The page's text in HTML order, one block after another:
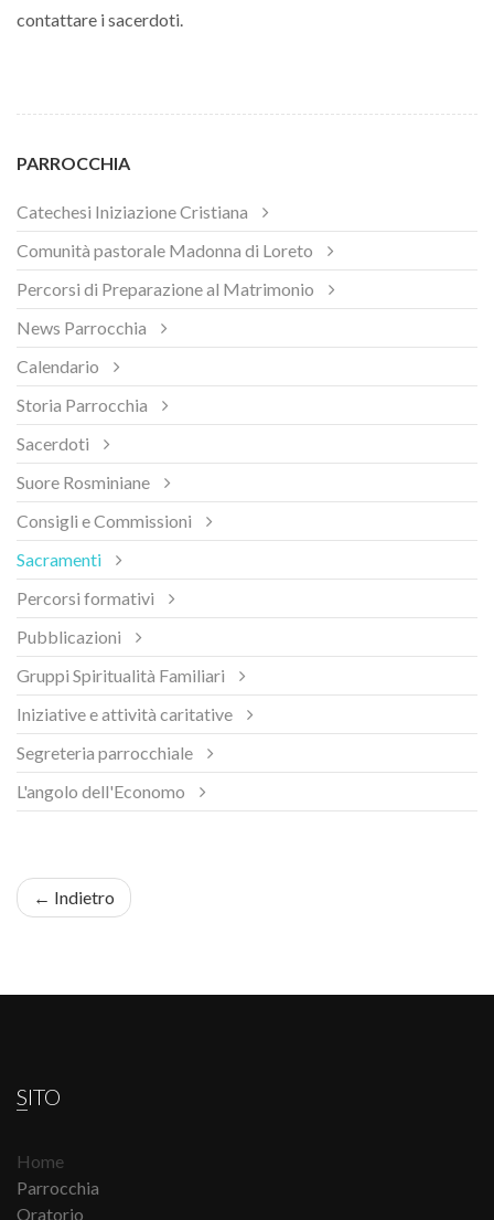
contattare i sacerdoti.
PARROCCHIA
Catechesi Iniziazione Cristiana
Comunità pastorale Madonna di Loreto
Percorsi di Preparazione al Matrimonio
News Parrocchia
Calendario
Storia Parrocchia
Sacerdoti
Suore Rosminiane
Consigli e Commissioni
Sacramenti
Percorsi formativi
Pubblicazioni
Gruppi Spiritualità Familiari
Iniziative e attività caritative
Segreteria parrocchiale
L'angolo dell'Economo
← Indietro
SITO
Home
Parrocchia
Oratorio